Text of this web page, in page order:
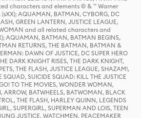
characters and elements © & ™ Warner
AQUAMAN, BATMAN, CYBORG, DC
GREEN LANTERN, JUSTICE LEAGUE,
and all related characters and
AQUAMAN, BATMAN, BATMAN BEGINS,
RETURNS, THE BATMAN, BATMAN &
DAWN OF JUSTICE, DC SUPER HERO
DARK KNIGHT RISES, THE DARK KNIGHT,
THE FLASH, JUSTICE LEAGUE, SHAZAM!,
SQUAD, SUICIDE SQUAD: KILL THE JUSTICE
TO THE MOVIES, WONDER WOMAN,
ARROW, BATWHEELS, BATWOMAN, BLACK
THE FLASH, HARLEY QUINN, LEGENDS
SUPERGIRL, SUPERMAN AND LOIS, TEEN
JUSTICE, WATCHMEN, PEACEMAKER